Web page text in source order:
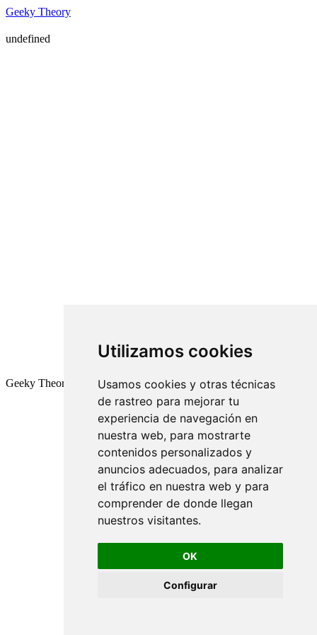
Utilizamos cookies
Usamos cookies y otras técnicas
de rastreo para mejorar tu
experiencia de navegación en
nuestra web, para mostrarte
contenidos personalizados y
anuncios adecuados, para analizar
el tráfico en nuestra web y para
comprender de donde llegan
nuestros visitantes.
OK
Configurar
Geeky Theory
undefined
Geeky Theory © 2026